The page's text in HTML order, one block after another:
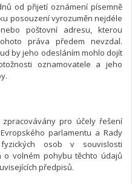
od přijetí oznámení písemně
posouzení vyrozuměn nejdéle
poštovní adresu, kterou
práva předem nevzdal.
by jeho odesláním mohlo dojít
oznamovatele a jeho
pro účely řešení
parlamentu a Rady
osob v souvislosti
volném pohybu těchto údajů
předpisů.